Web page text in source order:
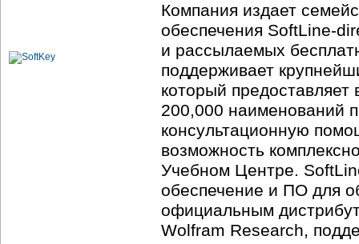
Компания издает
обеспечения SoftLine-
и рассылаемых
поддерживает
который
200,000 наименований
консультационную
возможность
Учебном Центре.
обеспечение и ПО для
официальным
Wolfram Research,